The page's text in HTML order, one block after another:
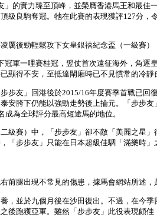
」的實力臻至頂峰，並榮膺香港馬王和最
級良駒奪冠。牠在此賽的表現獲評127分
厲後勁輕鬆攻下女皇銀禧紀念盃（一級賽
冠軍一哩賽桂冠，翌仗首次遠征海外，角
顯得不安，至抵達閘廂時已不見慣常的冷
步友」回港後於2015/16年度賽季首戰已
安胯下仍能以強勁走勢後上掄元。「步步
為全球評分最高短途馬的地位。
級賽）中，「步步友」卻不敵「美麗之星
「步步友」只能在日本超級佳駟「滿樂時
前腿出現不常見的傷患，據馬會網站所述
養，並於九個月後在沙田復出。不過，在今
後跑獲亞軍。雖然「步步友」此役表現頗